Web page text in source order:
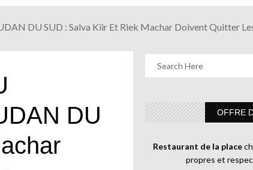
DU SUD : Salva Kiir Et Riek Machar Doivent Quitter
DU
OFFRE
Restaurant de la place
propres et